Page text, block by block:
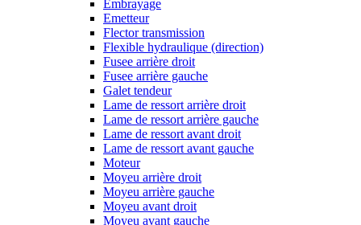
Embrayage
Emetteur
Flector transmission
Flexible hydraulique (direction)
Fusee arrière droit
Fusee arrière gauche
Galet tendeur
Lame de ressort arrière droit
Lame de ressort arrière gauche
Lame de ressort avant droit
Lame de ressort avant gauche
Moteur
Moyeu arrière droit
Moyeu arrière gauche
Moyeu avant droit
Moyeu avant gauche